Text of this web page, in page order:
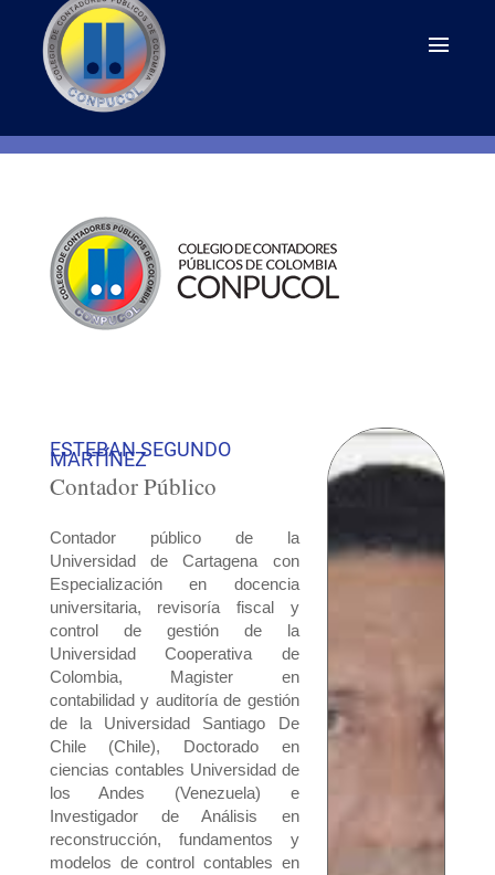
ESTEBAN SEGUNDO
MARTÍNEZ
Contador Público
Contador público
de la
Universidad de Cartagena con
Especialización en docencia
universitaria, revisoría fiscal y
control de gestión de la
Universidad Cooperativa de
Colombia, Magister en
contabilidad y auditoría de gestión
de la Universidad Santiago De
Chile (Chile), Doctorado en
ciencias contables Universidad de
los Andes (Venezuela) e
Investigador de Análisis en
reconstrucción, fundamentos y
modelos de control contables en